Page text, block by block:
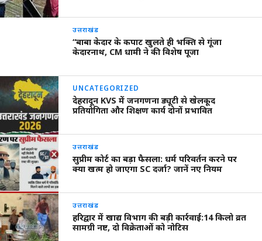
उत्तराखंड
“बाबा केदार के कपाट खुलते ही भक्ति से गूंजा
केदारनाथ, CM धामी ने की विशेष पूजा
UNCATEGORIZED
देहरादून KVS में जनगणना ड्यूटी से खेलकूद
प्रतियोगिता और शिक्षण कार्य दोनों प्रभावित
उत्तराखंड
सुप्रीम कोर्ट का बड़ा फैसला: धर्म परिवर्तन करने पर
क्या खत्म हो जाएगा SC दर्जा? जानें नए नियम
उत्तराखंड
हरिद्वार में खाद्य विभाग की बड़ी कार्रवाई:14 किलो व्रत
सामग्री नष्ट, दो विक्रेताओं को नोटिस